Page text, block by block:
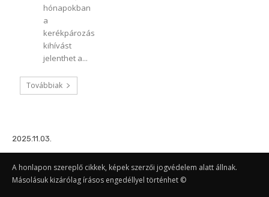
hónapokban
a
kerékpározás
kihívást
jelenthet a...
Továbbiak
2025.11.03.
A honlapon szereplő cikkek, képek szerzői jogvédelem alatt állnak.
Másolásuk kizárólag írásos engedéllyel történhet ©